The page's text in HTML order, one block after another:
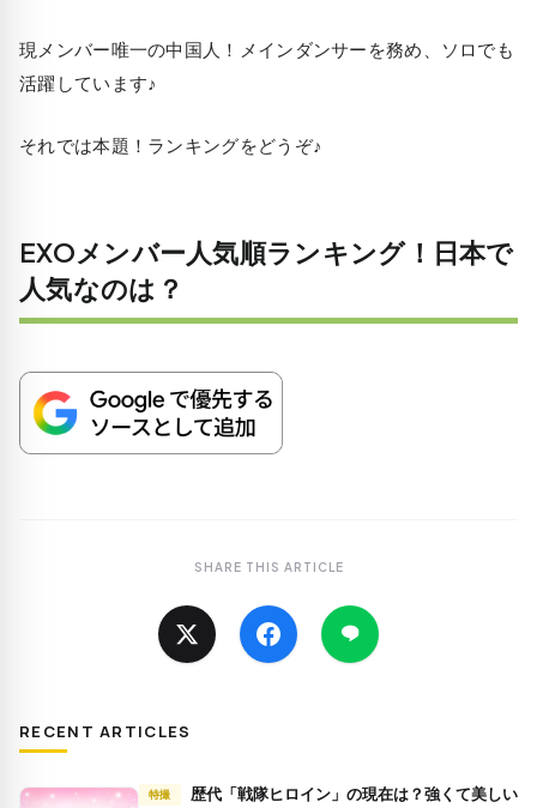
現メンバー唯一の中国人！メインダンサーを務め、ソロでも
活躍しています♪
それでは本題！ランキングをどうぞ♪
EXOメンバー人気順ランキング！日本で
人気なのは？
SHARE THIS ARTICLE
RECENT ARTICLES
特撮